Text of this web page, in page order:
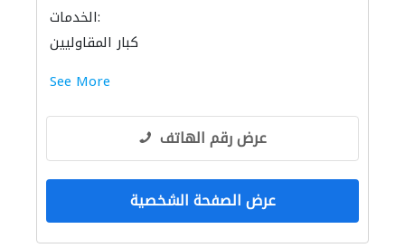
الخدمات:
كبار المقاوليين
See More
عرض رقم الهاتف
عرض الصفحة الشخصية